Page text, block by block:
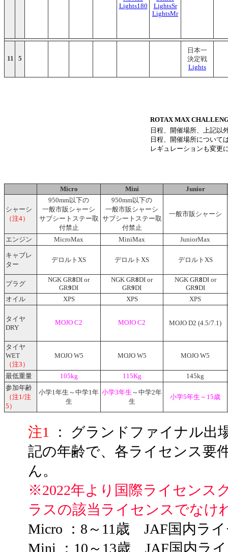
Lights180
LightsSr
LightsMr
11 5
日本一
決定戦
Lights
ROTAX MAX
日程、開催場所、上記以
日程、開催場所について
レギュレーションも変更
Micro Mini Junior
シャーシ
（注4）
950mm以下の
一般市販シャーシ
サブシートステー取
付禁止
950mm以下の
一般市販シャーシ
サブシートステー取
付禁止
一般市販シャーシ
エンジン MicroMax MiniMax JuniorMax
キャブレ
ター
デロルトXS デロルトXS デロルトXS
プラグ
NGK GR8DI or
GR9DI
NGK GR8DI or
GR9DI
NGK GR8DI or
GR9DI
オイル
XPS XPS XPS
タイヤ
DRY
MOJO C2 MOJO C2 MOJO D2 (4.5/7.1)
タイヤ
WET
（注3）
MOJO W5 MOJO W5 MOJO W5
最低重量 105kg 115Kg
145kg
参加年齢
（注1/注
5）
小学1年生～中学1年
生
小学3年生 ～中学2年
生
小学5年生～15歳
注1
： グランドファイナル出
記の年齢で、各ライセンス要
ん。
※2022年より国際ライセンス
ラスの該当ライセンスでなけ
Micro ：8～11歳 JAF国内ラ
Mini ：10～13歳 JAF国内ラ